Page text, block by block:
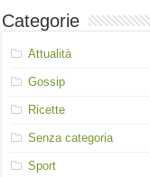
Categorie
Attualità
Gossip
Ricette
Senza categoria
Sport